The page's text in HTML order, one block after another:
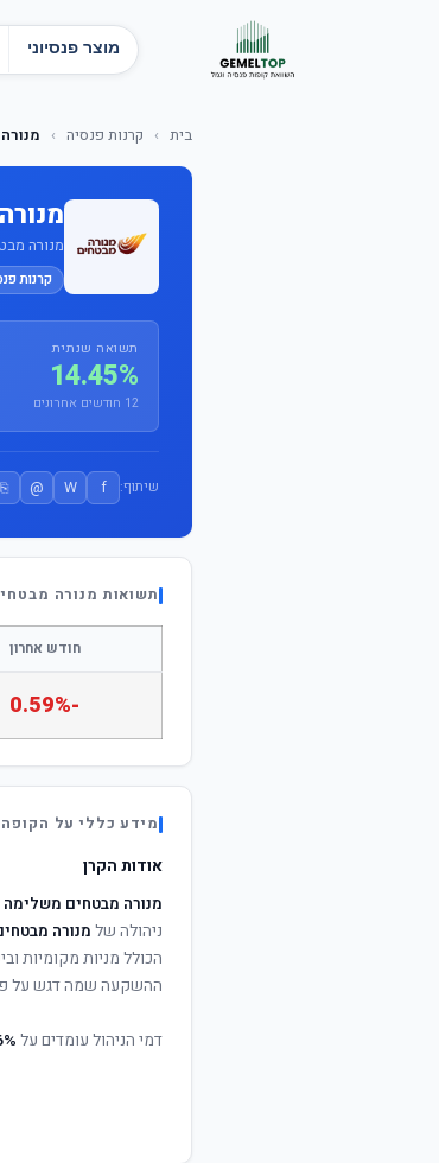
מוצר פנסיוני
בית › קרנות פנסיה ›
מנורה
קרנות
תשואה שנתית
14.45%
12 חודשים אחרונים
שיתוף: f
W
@
⎘
תשואות מנורה מבטחים
חודש אחרון
-0.59%
מידע כללי על הקופה
אודות הקרן
מנורה מבטחים משלימה
ניהולה של מנורה
הכולל מניות מקומיות
ההשקעה שמה דגש על
דמי הניהול עומדים על